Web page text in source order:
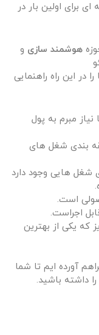
برای اولین بار در
هوشمند سازی و
در این راه راهنمایی
مبرم به پول
بندی شغل های
شغل هایی وجود دارد
است.
اجراست.
که یکی از بهترین
آورده ایم تا شما
داشته باشید.